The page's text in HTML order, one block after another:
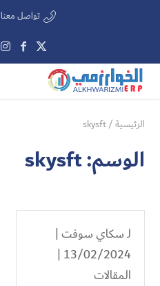
تواصل معنا 920002762
الرئيسية/
skysft
الوسم:skysft
لـسكاي سوفت |
13/02/2024 |
المقالات